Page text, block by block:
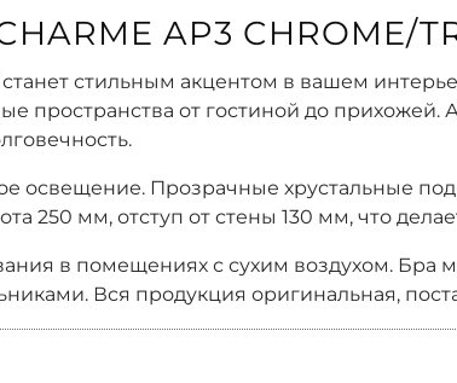
AP3 CHROME/
станет стильным акцентом в вашем
пространства от гостиной до
освещение. Прозрачные хрустальные
250 мм, отступ от стены 130 мм, что
в помещениях с сухим воздухом. Бра
Вся продукция оригинальная,